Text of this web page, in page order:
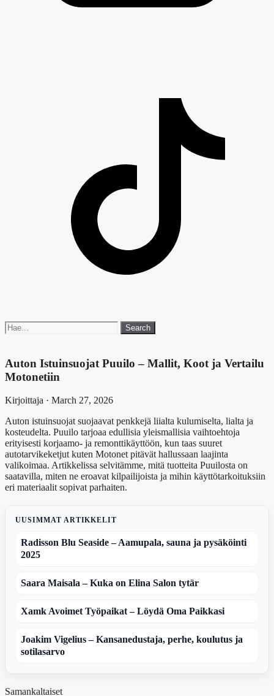
Search
for:
Search
Auton Istuinsuojat Puuilo – Mallit, Koot ja Vertailu
Motonetiin
Kirjoittaja · March 27, 2026
Auton istuinsuojat suojaavat penkkejä liialta kulumiselta, lialta ja
kosteudelta. Puuilo tarjoaa edullisia yleismallisia vaihtoehtoja
erityisesti korjaamo- ja remonttikäyttöön, kun taas suuret
autotarvikeketjut kuten Motonet pitävät hallussaan laajinta
valikoimaa. Artikkelissa selvitämme, mitä tuotteita Puuilosta on
saatavilla, miten ne eroavat kilpailijoista ja mihin käyttötarkoituksiin
eri materiaalit sopivat parhaiten.
UUSIMMAT ARTIKKELIT
Radisson Blu Seaside – Aamupala, sauna ja pysäköinti
2025
Saara Maisala – Kuka on Elina Salon tytär
Xamk Avoimet Työpaikat – Löydä Oma Paikkasi
Joakim Vigelius – Kansanedustaja, perhe, koulutus ja
sotilasarvo
Samankaltaiset